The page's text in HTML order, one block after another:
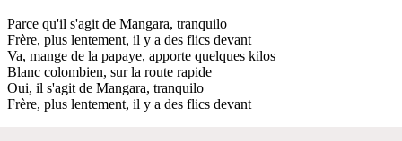
Parce qu'il s'agit de Mangara, tranquilo
Frère, plus lentement, il y a des flics devant
Va, mange de la papaye, apporte quelques kilos
Blanc colombien, sur la route rapide
Oui, il s'agit de Mangara, tranquilo
Frère, plus lentement, il y a des flics devant